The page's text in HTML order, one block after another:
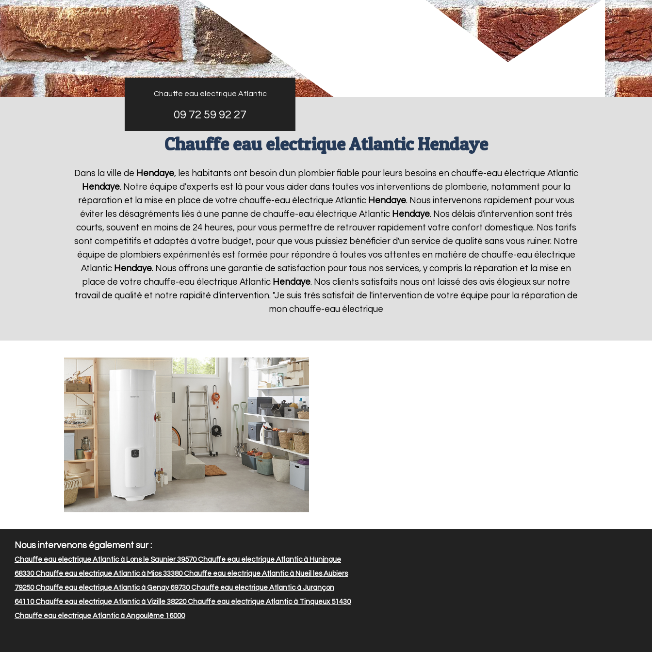
Chauffe eau electrique Atlantic
09 72 59 92 27
Chauffe eau electrique Atlantic Hendaye
Dans la ville de Hendaye, les habitants ont besoin d'un plombier fiable pour leurs besoins en chauffe-eau électrique Atlantic
Hendaye. Notre équipe d'experts est là pour vous aider dans toutes vos interventions de plomberie, notamment pour la
réparation et la mise en place de votre chauffe-eau électrique Atlantic Hendaye. Nous intervenons rapidement pour vous
éviter les désagréments liés à une panne de chauffe-eau électrique Atlantic Hendaye. Nos délais d'intervention sont très
courts, souvent en moins de 24 heures, pour vous permettre de retrouver rapidement votre confort domestique. Nos tarifs
sont compétitifs et adaptés à votre budget, pour que vous puissiez bénéficier d'un service de qualité sans vous ruiner. Notre
équipe de plombiers expérimentés est formée pour répondre à toutes vos attentes en matière de chauffe-eau électrique
Atlantic Hendaye. Nous offrons une garantie de satisfaction pour tous nos services, y compris la réparation et la mise en
place de votre chauffe-eau électrique Atlantic Hendaye. Nos clients satisfaits nous ont laissé des avis élogieux sur notre
travail de qualité et notre rapidité d'intervention. "Je suis très satisfait de l'intervention de votre équipe pour la réparation de
mon chauffe-eau électrique
Nous intervenons également sur :
Chauffe eau electrique Atlantic à Lons le Saunier 39570Chauffe eau electrique Atlantic à Huningue
68330Chauffe eau electrique Atlantic à Mios 33380Chauffe eau electrique Atlantic à Nueil les Aubiers
79250Chauffe eau electrique Atlantic à Genay 69730Chauffe eau electrique Atlantic à Jurançon
64110Chauffe eau electrique Atlantic à Vizille 38220Chauffe eau electrique Atlantic à Tinqueux 51430
Chauffe eau electrique Atlantic à Angoulême 16000